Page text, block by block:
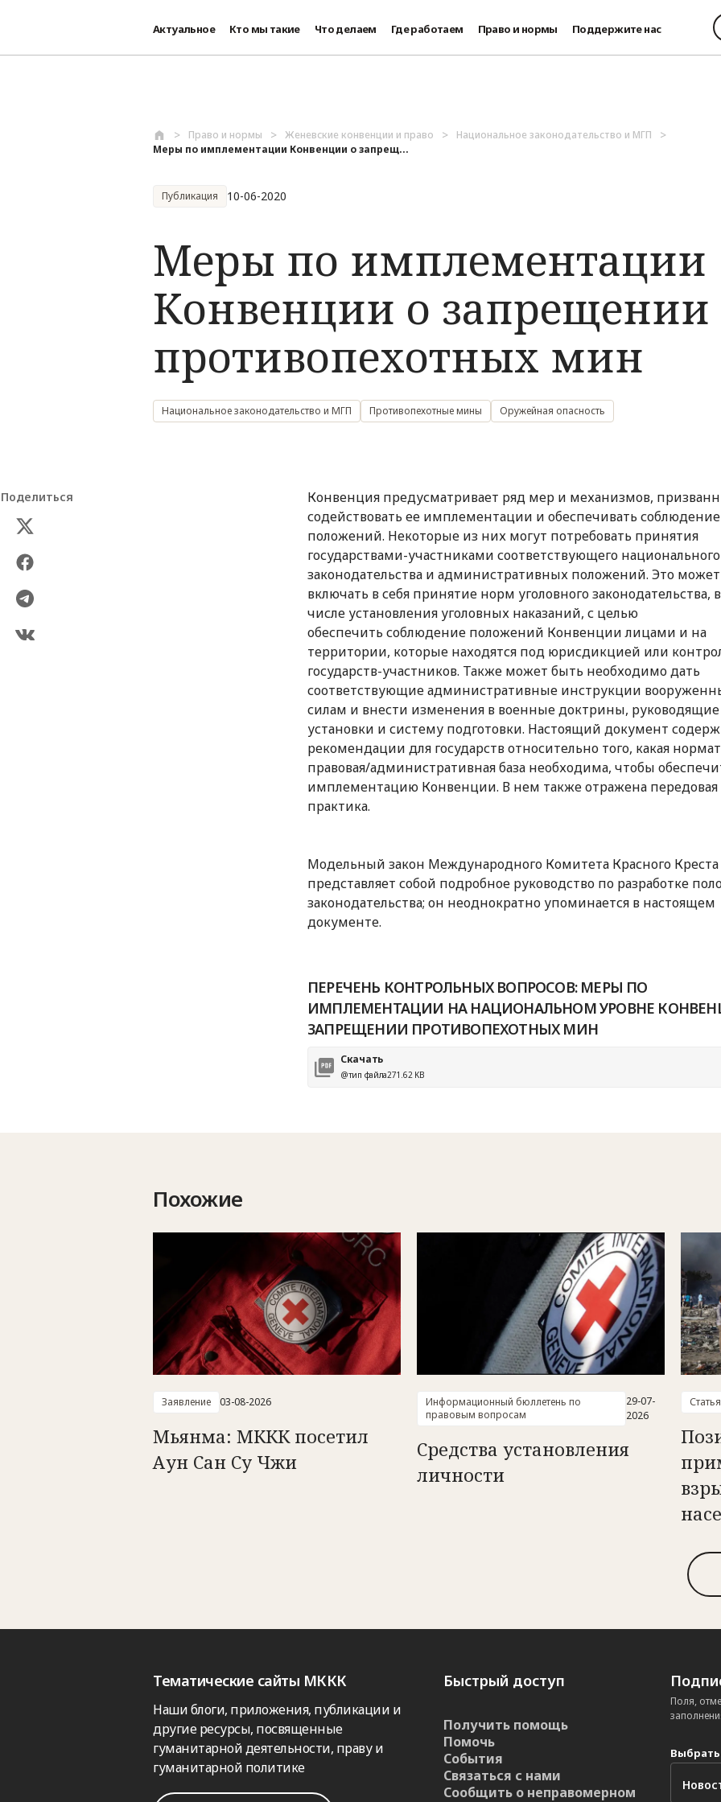
Актуальное Кто мы такие Что делаем Где работаем Право и нормы Поддержите нас
Право и нормы Женевские конвенции и право
Национальное законодательство и МГП
Меры по имплементации Конвенции о запрещ...
Публикация 10-06-2020
Меры по имплементации
Конвенции о запрещении
противопехотных мин
Национальное законодательство и МГП Противопехотные мины Оружейная опасность
Поделиться
Конвенция предусматривает ряд мер и механизмов,
содействовать ее имплементации и обеспечивать
положений. Некоторые из них могут потребовать принятия
государствами-участниками соответствующего национального
законодательства и административных положений. Это может
включать в себя принятие норм уголовного законодательства,
числе установления уголовных наказаний, с целью
обеспечить соблюдение положений Конвенции лицами и на
территории, которые находятся под юрисдикцией или
государств-участников. Также может быть необходимо дать
соответствующие административные инструкции
силам и внести изменения в военные доктрины, руководящие
установки и систему подготовки. Настоящий документ
рекомендации для государств относительно того, какая
правовая/административная база необходима, чтобы
имплементацию Конвенции. В нем также отражена передовая
практика.
Модельный закон Международного Комитета Красного
представляет собой подробное руководство по разработке
законодательства; он неоднократно упоминается в настоящем
документе.
ПЕРЕЧЕНЬ КОНТРОЛЬНЫХ ВОПРОСОВ: МЕРЫ ПО
ИМПЛЕМЕНТАЦИИ НА НАЦИОНАЛЬНОМ УРОВНЕ
ЗАПРЕЩЕНИИ ПРОТИВОПЕХОТНЫХ МИН
Скачать
@тип файла271.62 KB
Похожие
Заявление 03-08-2026
Мьянма: МККК посетил
Аун Сан Су Чжи
Информационный бюллетень по
правовым вопросам
29-07-
2026
Средства установления
личности
Статья
Тематические сайты МККК
Наши блоги, приложения, публикации и
другие ресурсы, посвященные
гуманитарной деятельности, праву и
гуманитарной политике
Быстрый доступ
Получить помощь
Помочь
События
Связаться с нами
Сообщить о неправомерном
Поля,
Выбрать